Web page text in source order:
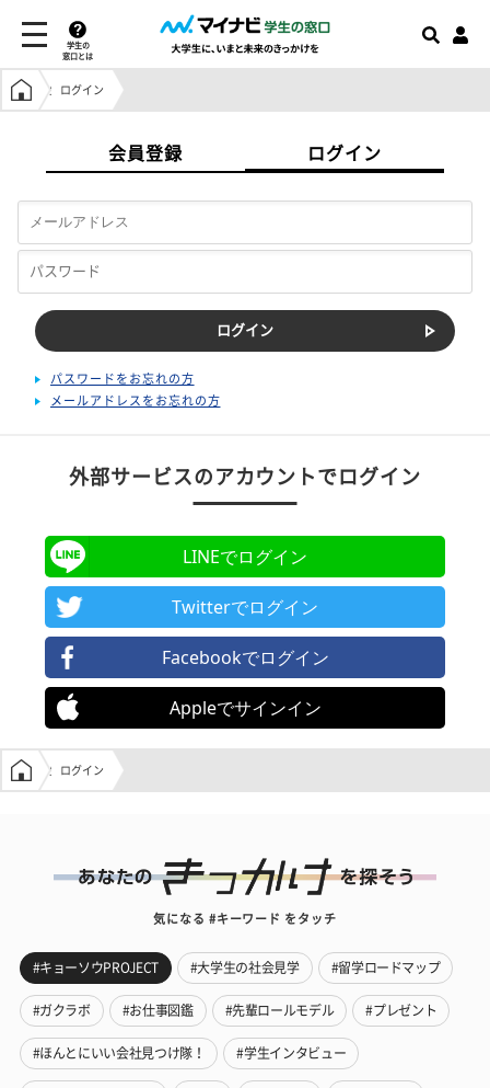
学生の
窓口とは
学生の窓口トップ
ログイン
会員登録 ログイン
パスワードをお忘れの方
メールアドレスをお忘れの方
外部サービスのアカウントでログイン
LINEでログイン
Twitterでログイン
Facebookでログイン
Appleでサインイン
学生の窓口トップ
ログイン
気になる #キーワード をタッチ
#キョーソウPROJECT #大学生の社会見学 #留学ロードマップ
#ガクラボ #お仕事図鑑 #先輩ロールモデル #プレゼント
#ほんとにいい会社見つけ隊！ #学生インタビュー